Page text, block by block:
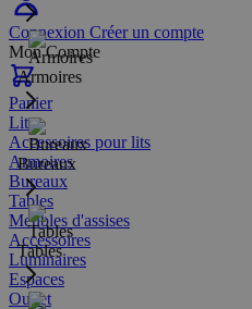
Connexion Créer un compte
Mon Compte
Panier
Armoires
Bureaux
Tables
Lits
Accessoires pour lits
Armoires
Bureaux
Tables
Meubles d'assises
Accessoires
Luminaires
Espaces
Outlet